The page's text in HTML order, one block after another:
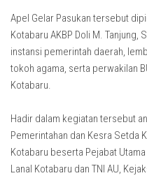
Apel Gelar Pasukan tersebut
Kotabaru AKBP Doli M. Tanjung,
instansi pemerintah daerah,
tokoh agama, serta perwakilan
Kotabaru.
Hadir dalam kegiatan tersebut
Pemerintahan dan Kesra Setda
Kotabaru beserta Pejabat
Lanal Kotabaru dan TNI AU,